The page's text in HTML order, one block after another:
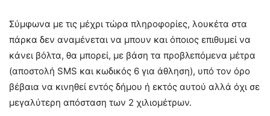
Σύμφωνα με τις μέχρι τώρα πληροφορίες, λουκέτα στα
πάρκα δεν αναμένεται να μπουν και όποιος επιθυμεί να
κάνει βόλτα, θα μπορεί, με βάση τα προβλεπόμενα μέτρα
(αποστολή SMS και κωδικός 6 για άθληση), υπό τον όρο
βέβαια να κινηθεί εντός δήμου ή εκτός αυτού αλλά όχι σε
μεγαλύτερη απόσταση των 2 χιλιομέτρων.